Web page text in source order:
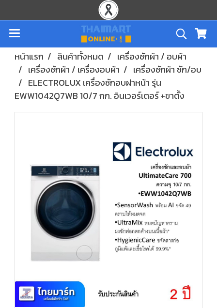
หน้าแรก สินค้าทั้งหมด
เครื่องซักผ้า / อบผ้า
เครื่องซักผ้า / เครื่องอบผ้า
เครื่องซักผ้า ซัก/อบ
ELECTROLUX เครื่องซักอบฝาหน้า รุ่น
EWW1042Q7WB 10/7 กก. อินเวอร์เตอร์ +ขาตั้ง